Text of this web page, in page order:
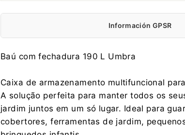
Información GPSR
Fabricante:
PROSPERPLAST 1
Wilkowska 968, 43-
+48 33 817 70 03
Importador:
PROSPERPLAST 1
Wilkowska 968,
Baú com fechadura 190 L Umbra
Caixa de armazenamento multifuncional
A solução perfeita para manter todos os
jardim juntos em um só lugar. Ideal para
cobertores, ferramentas de jardim,